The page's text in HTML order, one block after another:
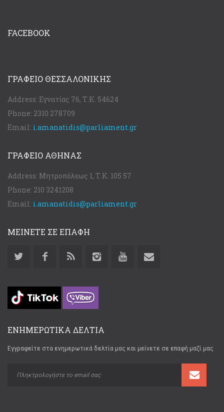
FACEBOOK
ΓΡΑΦΕΊΟ ΘΕΣΣΑΛΟΝΊΚΗΣ
Address: Εγνατίας 76, Τ.Κ. 54624
Phone: 2310 278709
Email: i.amanatidis@parliament.gr
ΓΡΑΦΕΊΟ ΑΘΉΝΑΣ
Address: Μητροπόλεως 1, Τ.Κ. 105 57
Phone: 210 3241208
Email: i.amanatidis@parliament.gr
ΜΕΙΝΕΤΕ ΣΕ ΕΠΑΦΗ
ΕΝΗΜΕΡΩΤΙΚΑ ΔΕΛΤΙΑ
Εγγραφείτε στα ενημερωτικά δελτία μας και μείνετε σε επαφή μαζί μας